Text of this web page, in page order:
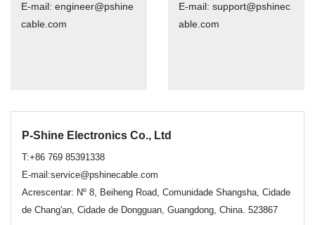
E-mail: engineer@pshine
cable.com
E-mail: support@pshinec
able.com
P-Shine Electronics Co., Ltd
T:+86 769 85391338
E-mail:service@pshinecable.com
Acrescentar: Nº 8, Beiheng Road, Comunidade Shangsha, Cidade
de Chang'an, Cidade de Dongguan, Guangdong, China. 523867